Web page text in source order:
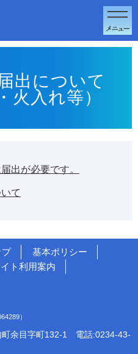
本文へ移動
出について
火入れ等）
出が必要です。
て
プ
基本ポリシー
ト利用案内
）
余目字町132-1 電話:0234-43-